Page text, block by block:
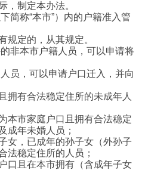
，制定本办法。
简称“本市”）内的户籍准入管
规定的，从其规定。
非本市户籍人员，可以申请将
员，可以申请户口迁入，并向
拥有合法稳定住所的未成年人
本市家庭户口且拥有合法稳定
成年未婚人员；
女，已成年的孙子女（外孙子
法稳定住所的人员；
口且在本市拥有（含成年子女